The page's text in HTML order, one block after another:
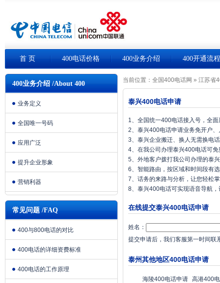
首 页 400电话价格 400业务介绍 400开通流程
400业务介绍 /About 400
业务定义
全国唯一号码
应用广泛
提升企业形象
营销利器
常见问题 /FAQ
400与800电话的对比
400电话的详细资费标准
400电话的工作原理
当前位置： 全国400电话网 » 江苏省
泰兴400电话申请
1、全国统一400电话接入号，全
2、泰兴400电话申请业务免开户
3、泰兴企业搬迁、换人无需换电
4、在我公司办理泰兴400电话可
5、外地客户拨打我公司办理的泰
6、智能路由，按区域和时间段有
7、话务的来路与分析，让您轻松
8、泰兴400电话可实现语音导航
在线提交泰兴400电话申请
姓名：
提交申请后，我们客服第一时间联
泰州其他地区400电话申请
海陵400电话申请 高港400